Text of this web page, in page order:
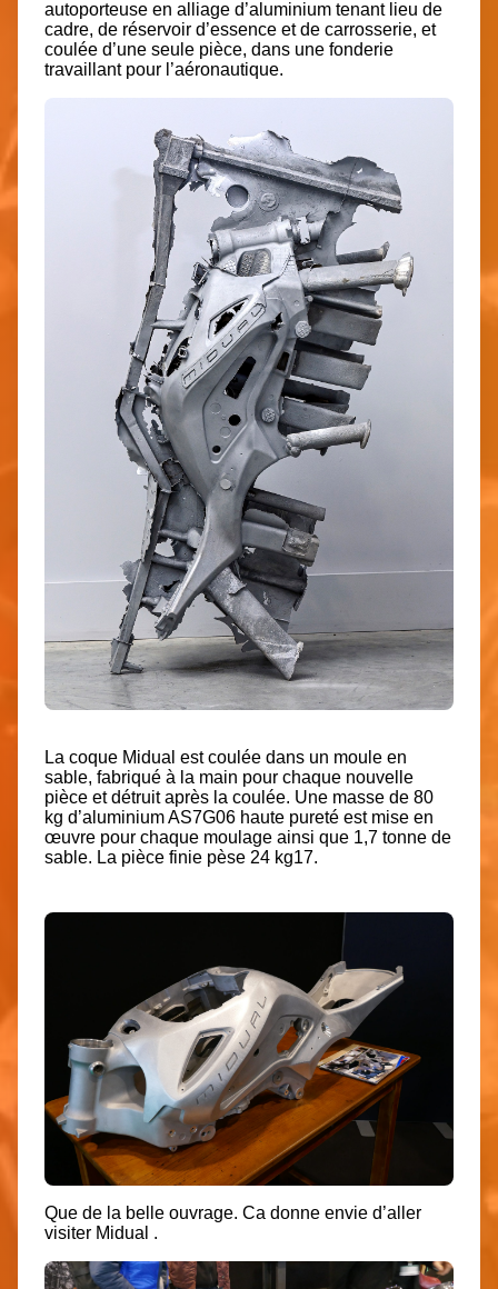
autoporteuse en alliage d’aluminium tenant lieu de
cadre, de réservoir d’essence et de carrosserie, et
coulée d’une seule pièce, dans une fonderie
travaillant pour l’aéronautique.
La coque Midual est coulée dans un moule en
sable, fabriqué à la main pour chaque nouvelle
pièce et détruit après la coulée. Une masse de 80
kg d’aluminium AS7G06 haute pureté est mise en
œuvre pour chaque moulage ainsi que 1,7 tonne de
sable. La pièce finie pèse 24 kg17.
Que de la belle ouvrage. Ca donne envie d’aller
visiter Midual .